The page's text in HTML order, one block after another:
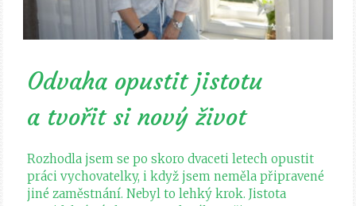
Odvaha opustit jistotu
a tvořit si nový život
Rozhodla jsem se po skoro dvaceti letech opustit
práci vychovatelky, i když jsem neměla připravené
jiné zaměstnání. Nebyl to lehký krok. Jistota